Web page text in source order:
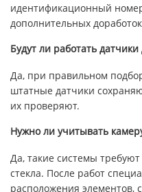
идентификационный
дополнительных
Будут ли работать
Да, при правильном
штатные датчики
их проверяют.
Нужно ли учитывать
Да, такие системы
стекла. После работ
расположения элементов,